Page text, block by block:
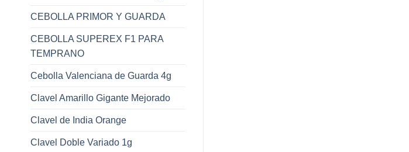
CEBOLLA PRIMOR Y GUARDA
CEBOLLA SUPEREX F1 PARA
TEMPRANO
Cebolla Valenciana de Guarda 4g
Clavel Amarillo Gigante Mejorado
Clavel de India Orange
Clavel Doble Variado 1g